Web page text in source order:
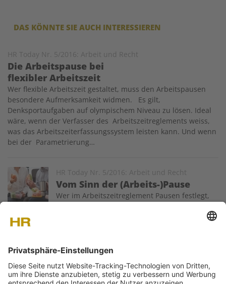
DAS KÖNNTE SIE AUCH INTERESSIEREN
HR Today Nr. 5/2016: Arbeit und Recht
Die Arbeitspause bei
flexibler Arbeitszeit
Wer flexible Arbeitszeit gestaltet, muss den Arbeitspausen
besondere Aufmerksamkeit widmen. Es gilt,
Denksportaufgaben auf olympischem Niveau zu lösen. Ideal
wäre, wenn der Verfasser des Arbeitszeitreglements weiss,
was das Arbeitszeiterfassungssystem leisten kann. Und wenn
bei der Parametrierung…
HR Today Nr. 5/2016: Arbeit und Recht
Vom Sinn der (Arbeits-)Pause
Image
Wer im Arbeitszeitreglement Pausen festlegt,
es jedoch in der Praxis, sich am Sinn zu orientieren, aus dem
Pausen zwischen Arbeitgebenden und Arbeitnehmenden